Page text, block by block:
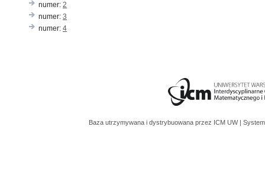
numer: 2
numer: 3
numer: 4
Baza utrzymywana i dystrybuowana przez ICM UW |